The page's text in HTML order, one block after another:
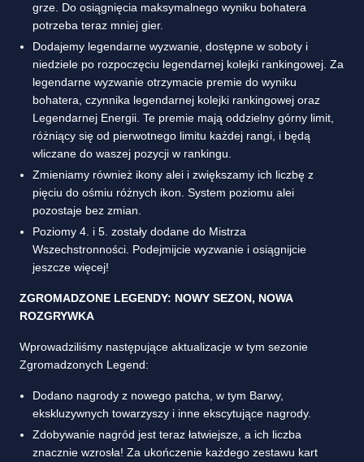
grze. Do osiągnięcia maksymalnego wyniku bohatera
potrzeba teraz mniej gier.
Dodajemy legendarne wyzwanie, dostępne w soboty i
niedziele po rozpoczęciu legendarnej kolejki rankingowej. Za
legendarne wyzwanie otrzymacie premie do wyniku
bohatera, czynnika legendarnej kolejki rankingowej oraz
Legendarnej Energii. Te premie mają oddzielny górny limit,
różniący się od pierwotnego limitu każdej rangi, i będą
wliczane do waszej pozycji w rankingu.
Zmieniamy również ikony alei i zwiększamy ich liczbę z
pięciu do ośmiu różnych ikon. System poziomu alei
pozostaje bez zmian.
Poziomy 4. i 5. zostały dodane do Mistrza
Wszechstronności. Podejmijcie wyzwanie i osiągnijcie
jeszcze więcej!
ZGROMADZONE LEGENDY: NOWY SEZON, NOWA
ROZGRYWKA
Wprowadziliśmy następujące aktualizacje w tym sezonie
Zgromadzonych Legend:
Dodano nagrody z nowego patcha, w tym Barwy,
ekskluzywnych towarzyszy i inne ekscytujące nagrody.
Zdobywanie nagród jest teraz łatwiejsze, a ich liczba
znacznie wzrosła! Za ukończenie każdego zestawu kart